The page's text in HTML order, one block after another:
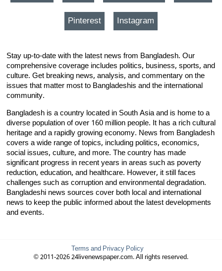
Pinterest Instagram
Stay up-to-date with the latest news from Bangladesh. Our
comprehensive coverage includes politics, business, sports, and
culture. Get breaking news, analysis, and commentary on the
issues that matter most to Bangladeshis and the international
community.
Bangladesh is a country located in South Asia and is home to a
diverse population of over 160 million people. It has a rich cultural
heritage and a rapidly growing economy. News from Bangladesh
covers a wide range of topics, including politics, economics,
social issues, culture, and more. The country has made
significant progress in recent years in areas such as poverty
reduction, education, and healthcare. However, it still faces
challenges such as corruption and environmental degradation.
Bangladeshi news sources cover both local and international
news to keep the public informed about the latest developments
and events.
Terms and Privacy Policy
© 2011-2026 24livenewspaper.com. All rights reserved.